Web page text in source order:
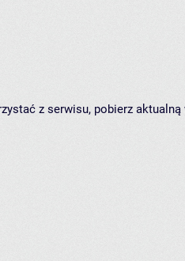
z serwisu, pobierz aktualną